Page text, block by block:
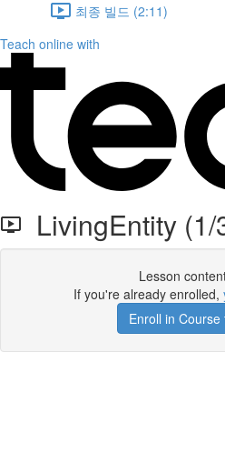
최종 빌드 (2:11)
Teach online with
LivingEntity (1/
Lesson
If you're already enrolled,
Enroll in Course